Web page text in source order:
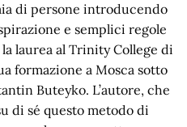
di persone introducendo
e semplici regole
laurea al Trinity College di
formazione a Mosca sotto
Buteyko. L’autore, che
di sé questo metodo di